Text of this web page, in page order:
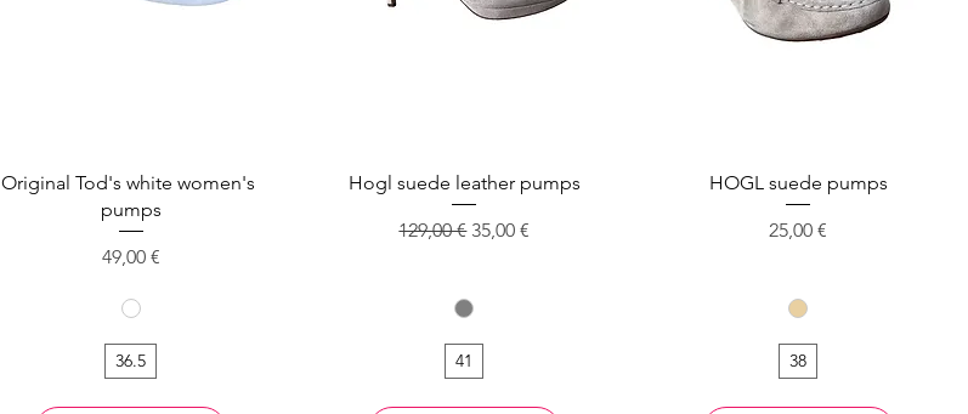
Original Tod's white women's
pumps
Preis
49,00 €
36.5
Hogl suede leather pumps
Standardpreis
129,00 € Sale-Preis
35,00 €
41
HOGL suede pumps
Preis
25,00 €
38